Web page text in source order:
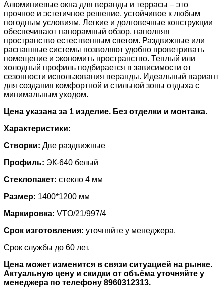
Алюминиевые окна для веранды и террасы – это
прочное и эстетичное решение, устойчивое к любым
погодным условиям. Легкие и долговечные конструкции
обеспечивают панорамный обзор, наполняя
пространство естественным светом. Раздвижные или
распашные системы позволяют удобно проветривать
помещение и экономить пространство. Теплый или
холодный профиль подбирается в зависимости от
сезонности использования веранды. Идеальный вариант
для создания комфортной и стильной зоны отдыха с
минимальным уходом.
Цена указана за 1 изделие. Без отделки и монтажа.
Характеристики:
Створки: Две раздвижные
Профиль: ЭК-640 белый
Стеклопакет: стекло 4 мм
Размер: 1400*1200 мм
Маркировка: VTO/21/997/4
Срок изготовления: уточняйте у менеджера.
Срок службы до 60 лет.
Цена может изменится в связи ситуацией на рынке.
Актуальную цену и скидки от объёма уточняйте у
менеджера по телефону 8960312313.